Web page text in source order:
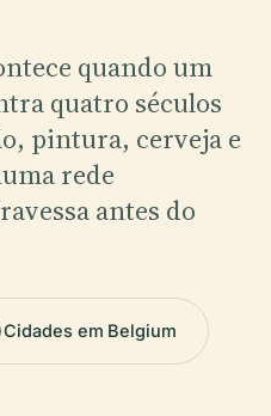
quando um
quatro séculos
pintura, cerveja e
rede
antes do
Cidades em Belgium